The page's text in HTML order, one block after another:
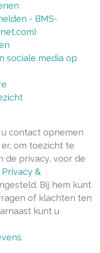
- BMS-
sociale media op
contact opnemen
om toezicht te
de privacy, voor de
&
Bij hem kunt
of klachten ten
kunt u
.